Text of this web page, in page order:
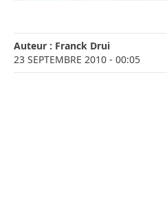
Auteur : Franck Drui
23 SEPTEMBRE 2010 - 00:05